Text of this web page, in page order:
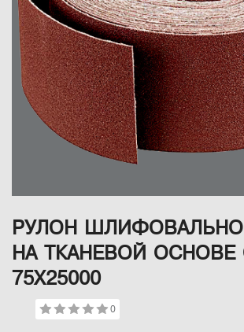
РУЛОН
НА ТКАНЕВОЙ ОСНОВЕ
75Х25000
0